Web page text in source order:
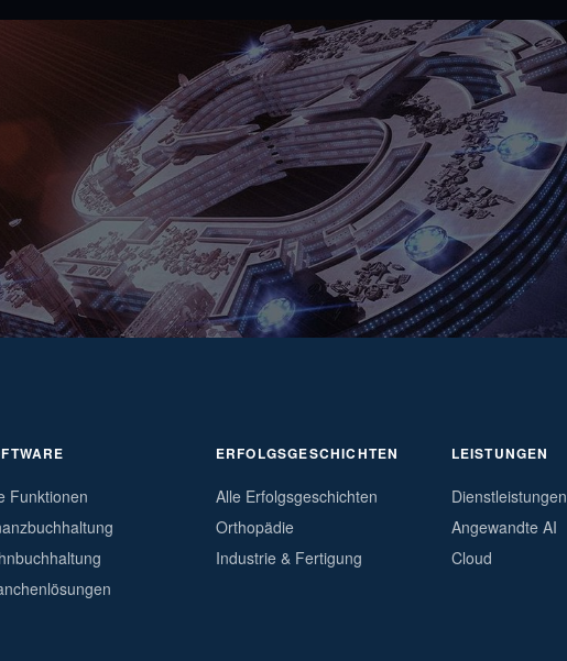
Funktionen
ERFOLGSGESCHICHTEN
Alle Erfolgsgeschichten
Orthopädie
Industrie & Fertigung
LEISTUNGEN
Dienstleistungen
Angewandte AI
Cloud